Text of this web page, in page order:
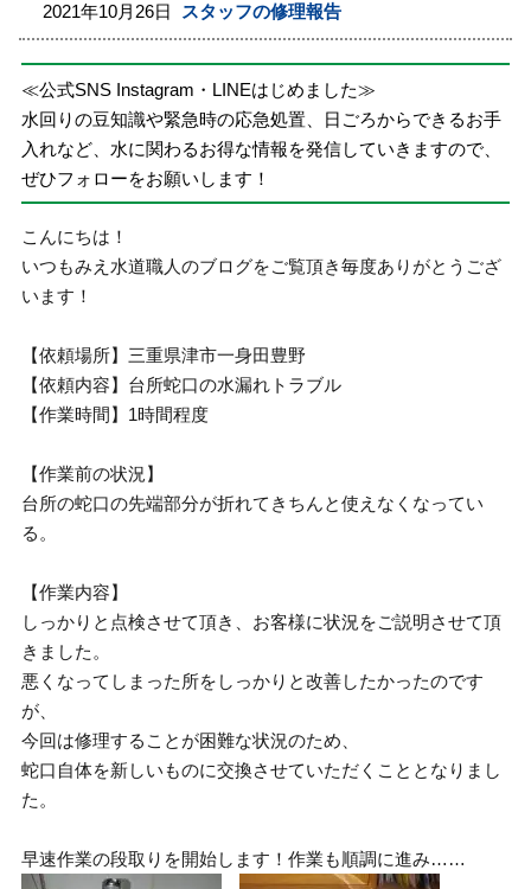
2021年10月26日 スタッフの修理報告
≪公式SNS Instagram・LINEはじめました≫
水回りの豆知識や緊急時の応急処置、日ごろからできるお手
入れなど、水に関わるお得な情報を発信していきますので、
ぜひフォローをお願いします！
こんにちは！
いつもみえ水道職人のブログをご覧頂き毎度ありがとうござ
います！
【依頼場所】三重県津市一身田豊野
【依頼内容】台所蛇口の水漏れトラブル
【作業時間】1時間程度
【作業前の状況】
台所の蛇口の先端部分が折れてきちんと使えなくなってい
る。
【作業内容】
しっかりと点検させて頂き、お客様に状況をご説明させて頂
きました。
悪くなってしまった所をしっかりと改善したかったのです
が、
今回は修理することが困難な状況のため、
蛇口自体を新しいものに交換させていただくこととなりまし
た。
早速作業の段取りを開始します！作業も順調に進み……